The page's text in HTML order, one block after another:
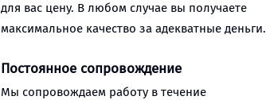
для вас цену. В любом случае вы получаете
максимальное качество за адекватные деньги.
Постоянное сопровождение
Мы сопровождаем работу в течение